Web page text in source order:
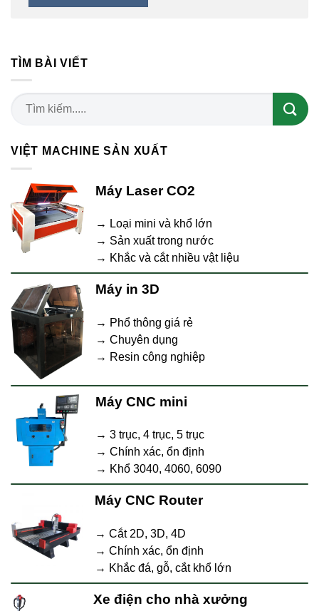
TÌM BÀI VIẾT
VIỆT MACHINE SẢN XUẤT
Máy Laser CO2
→ Loại mini và khổ lớn
→ Sản xuất trong nước
→ Khắc và cắt nhiều vật liệu
Máy in 3D
→ Phổ thông giá rẻ
→ Chuyên dụng
→ Resin công nghiệp
Máy CNC mini
→ 3 trục, 4 trục, 5 trục
→ Chính xác, ổn định
→ Khổ 3040, 4060, 6090
Máy CNC Router
→ Cắt 2D, 3D, 4D
→ Chính xác, ổn định
→ Khắc đá, gỗ, cắt khổ lớn
Xe điện cho nhà xưởng